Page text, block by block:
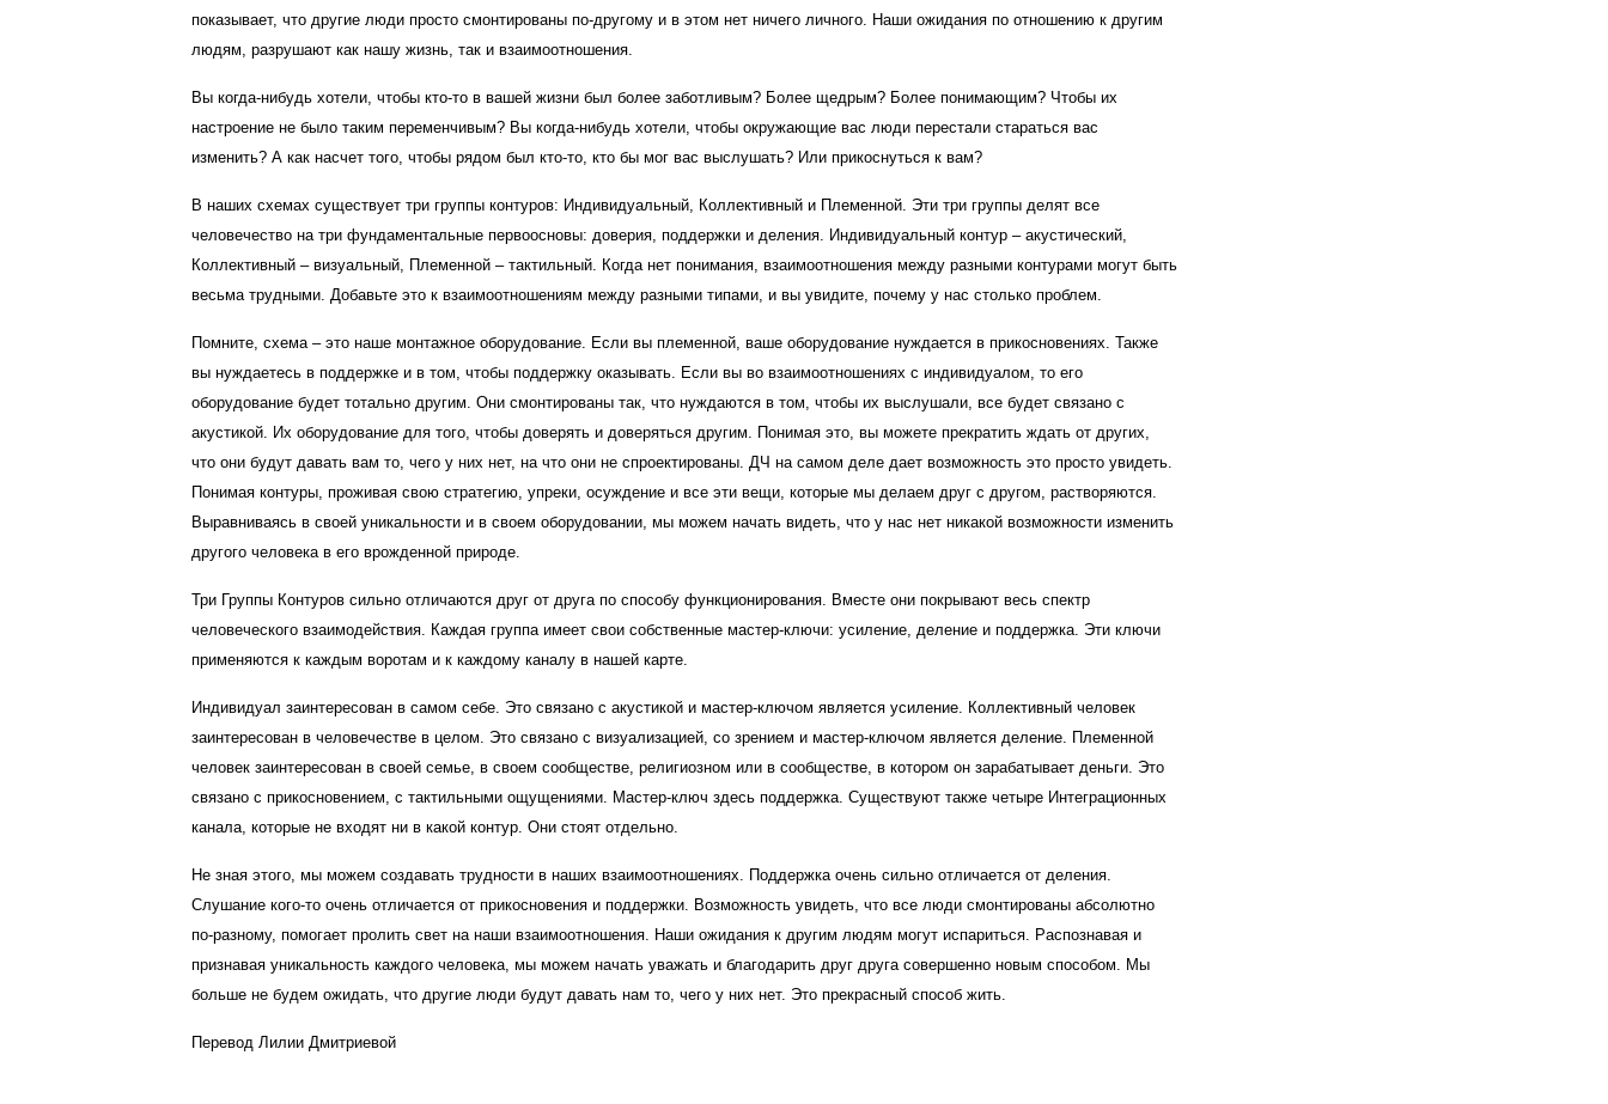
показывает, что другие люди просто смонтированы по-другому и в этом нет ничего личного. Наши ожидания по отношению к другим
людям, разрушают как нашу жизнь, так и взаимоотношения.
Вы когда-нибудь хотели, чтобы кто-то в вашей жизни был более заботливым? Более щедрым? Более понимающим? Чтобы их
настроение не было таким переменчивым? Вы когда-нибудь хотели, чтобы окружающие вас люди перестали стараться вас
изменить? А как насчет того, чтобы рядом был кто-то, кто бы мог вас выслушать? Или прикоснуться к вам?
В наших схемах существует три группы контуров: Индивидуальный, Коллективный и Племенной. Эти три группы делят все
человечество на три фундаментальные первоосновы: доверия, поддержки и деления. Индивидуальный контур – акустический,
Коллективный – визуальный, Племенной – тактильный. Когда нет понимания, взаимоотношения между разными контурами могут быть
весьма трудными. Добавьте это к взаимоотношениям между разными типами, и вы увидите, почему у нас столько проблем.
Помните, схема – это наше монтажное оборудование. Если вы племенной, ваше оборудование нуждается в прикосновениях. Также
вы нуждаетесь в поддержке и в том, чтобы поддержку оказывать. Если вы во взаимоотношениях с индивидуалом, то его
оборудование будет тотально другим. Они смонтированы так, что нуждаются в том, чтобы их выслушали, все будет связано с
акустикой. Их оборудование для того, чтобы доверять и доверяться другим. Понимая это, вы можете прекратить ждать от других,
что они будут давать вам то, чего у них нет, на что они не спроектированы. ДЧ на самом деле дает возможность это просто увидеть.
Понимая контуры, проживая свою стратегию, упреки, осуждение и все эти вещи, которые мы делаем друг с другом, растворяются.
Выравниваясь в своей уникальности и в своем оборудовании, мы можем начать видеть, что у нас нет никакой возможности изменить
другого человека в его врожденной природе.
Три Группы Контуров сильно отличаются друг от друга по способу функционирования. Вместе они покрывают весь спектр
человеческого взаимодействия. Каждая группа имеет свои собственные мастер-ключи: усиление, деление и поддержка. Эти ключи
применяются к каждым воротам и к каждому каналу в нашей карте.
Индивидуал заинтересован в самом себе. Это связано с акустикой и мастер-ключом является усиление. Коллективный человек
заинтересован в человечестве в целом. Это связано с визуализацией, со зрением и мастер-ключом является деление. Племенной
человек заинтересован в своей семье, в своем сообществе, религиозном или в сообществе, в котором он зарабатывает деньги. Это
связано с прикосновением, с тактильными ощущениями. Мастер-ключ здесь поддержка. Существуют также четыре Интеграционных
канала, которые не входят ни в какой контур. Они стоят отдельно.
Не зная этого, мы можем создавать трудности в наших взаимоотношениях. Поддержка очень сильно отличается от деления.
Слушание кого-то очень отличается от прикосновения и поддержки. Возможность увидеть, что все люди смонтированы абсолютно
по-разному, помогает пролить свет на наши взаимоотношения. Наши ожидания к другим людям могут испариться. Распознавая и
признавая уникальность каждого человека, мы можем начать уважать и благодарить друг друга совершенно новым способом. Мы
больше не будем ожидать, что другие люди будут давать нам то, чего у них нет. Это прекрасный способ жить.
Перевод Лилии Дмитриевой